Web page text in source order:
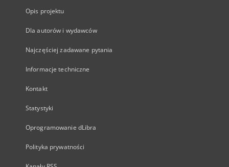
Opis projektu
Dla autorów i wydawców
Najczęściej zadawane pytania
Informacje techniczne
Kontakt
Statystyki
Oprogramowanie dLibra
Polityka prywatności